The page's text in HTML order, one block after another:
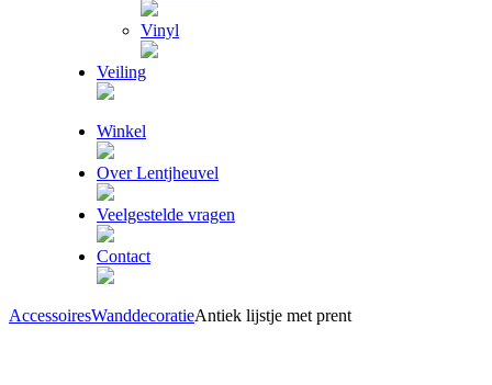
Vinyl
Veiling
Winkel
Over Lentjheuvel
Veelgestelde vragen
Contact
AccessoiresWanddecoratieAntiek lijstje met prent